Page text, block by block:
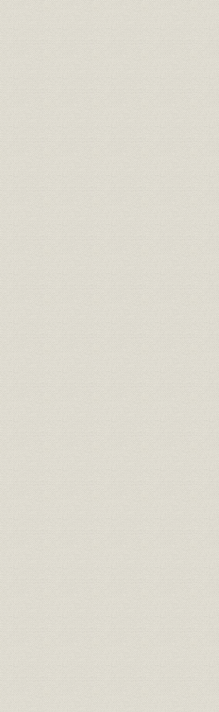
8 財務諸表
9 主要財務比率
10 稼働設備能力
年表
本社、工場および研究所所在地
索引
編さんを終えて
図表目次
〔総合史〕
〔部門史〕